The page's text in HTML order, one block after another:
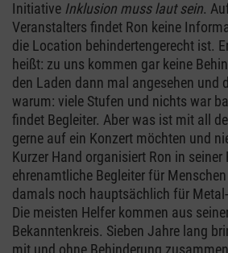
Initiative Inklusion muss laut sein.
Veranstalters findet Ron keine
die Location behindertengerecht ist.
heißt: zu uns kommen gar keine
den Laden dann mal angesehen und
warum: viele Stufen und nichts war
findet Begleiter. Aber was ist mit all
gerne auf ein Konzert möchten und
Kurzer Hand organisiert Ron in seiner
ehrenamtliche Begleiter für
damals noch hauptsächlich für
Die meisten Helfer kommen aus
Bekanntenkreis. Sieben Jahre lang
mit und ohne Behinderung